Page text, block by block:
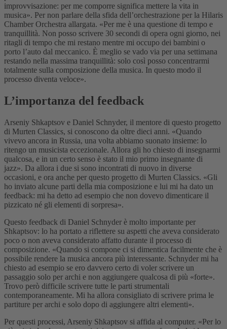
improvvisazione: per me comporre significa mettere la vita in
musica». Per non parlare della sfida dell’orchestrazione per la Hilaris
Chamber Orchestra allargata. «Per me è una questione di tempo e
tranquillità. Non posso scrivere 30 secondi di opera ogni giorno, nei
ritagli di tempo che mi restano mentre mi occupo dei bambini o
porto l’auto dal meccanico. È meglio se vado via per una settimana
restando nella massima tranquillità: solo così posso concentrarmi
totalmente sulla composizione della musica. In questo modo il
processo diventa veloce».
L’importanza del feedback
Arseniy Shkaptsov e Daniel Schnyder, il mentore di questo progetto
di Murten Classics, si conoscono da oltre dieci anni. «Quando
vivevo ancora in Russia, una volta abbiamo suonato insieme: lo
ritengo un musicista eccezionale. Allora gli ho chiesto di insegnarmi
qualcosa, e in un certo senso è stato il mio primo insegnante di
jazz». Da allora i due si sono incontrati di nuovo in diverse
occasioni, e ora anche per questo progetto di Murten Classics. «Gli
ho inviato alcune parti della mia composizione e lui mi ha dato un
feedback: mi ha detto ad esempio che non dovevo dimenticare il
pizzicato né gli elementi di sorpresa».
Questo feedback di Daniel Schnyder è molto importante per
Shkaptsov: lo ha portato a riflettere su aspetti che aveva considerato
poco o non aveva considerato affatto durante il processo di
composizione. «Quando si compone ci si dimentica facilmente che è
possibile rendere la musica ancora più interessante. Schnyder mi ha
chiesto ad esempio se ero davvero certo di voler scrivere un
passaggio solo per archi e non aggiungere qualcosa di più «forte».
Trovo però difficile scrivere tutte le parti strumentali
contemporaneamente. Mi ha allora consigliato di scrivere prima le
partiture per archi e solo dopo di aggiungere altri elementi».
Per questi processi, Arseniy Shkaptsov si affida al computer. «Per lo